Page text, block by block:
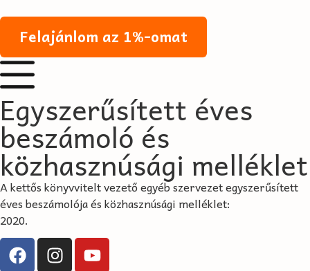
Felajánlom az 1%-omat
Egyszerűsített éves
beszámoló és
közhasznúsági melléklet
A kettős könyvvitelt vezető egyéb szervezet egyszerűsített
éves beszámolója és közhasznúsági melléklet:
2020.